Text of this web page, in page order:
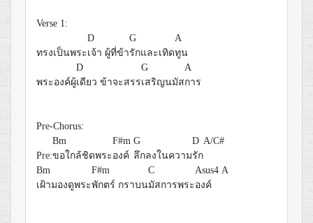
Verse 1:
D
G
A
ทรงเป็นพระเจ้า ผู้ที่ข้ารักและเทิดทูน
D
G
A
พระองค์ผู้เดียว ข้าจะสรรเสริญนมัสการ
Pre-Chorus:
Bm
F#m G D A/C#
Pre:ขอใกล้ชิดพระองค์ ลึกลงในความรัก
Bm
F#m C Asus4 A
เฝ้ามองดูพระพักตร์ กราบนมัสการพระองค์